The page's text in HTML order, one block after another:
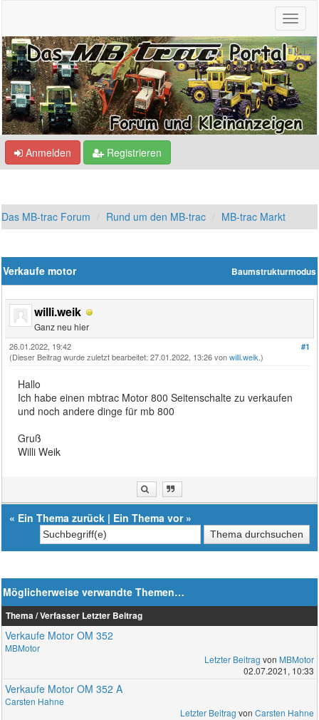
Anmelden Registrieren
Das MB-trac Forum Rund um den MB-trac MB-trac Markt
Baumstrukturmodus
Verkaufe motor
willi.weik
Ganz neu hier
#1
26.01.2022, 19:42
(Dieser Beitrag wurde zuletzt bearbeitet: 27.01.2022, 13:26 vonwilli.weik .)
Hallo
Ich habe einen mbtrac Motor 800 Seitenschalte zu verkaufen
und noch andere dinge für mb 800
Gruß
Willi Weik
« Ein Thema zurück | Ein Thema vor»
Möglicherweise verwandte Themen…
Thema / Verfasser Letzter Beitrag
Verkaufe Motor OM 352
MBMotor
Letzter Beitrag von MBMotor
02.07.2021, 10:33
Verkaufe Motor OM 352 A
Carsten Hahne
Letzter Beitrag von Carsten Hahne